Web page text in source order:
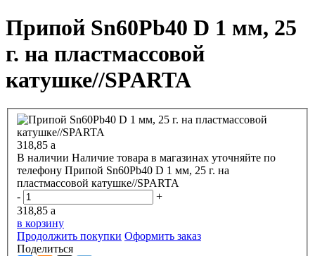
Припой Sn60Pb40 D 1 мм, 25
г. на пластмассовой
катушке//SPARTA
318,85 a
В наличии Наличие товара в магазинах уточняйте по
телефону Припой Sn60Pb40 D 1 мм, 25 г. на
пластмассовой катушке//SPARTA
-
+
318,85 a
в корзину
Продолжить покупки Оформить заказ
Поделиться